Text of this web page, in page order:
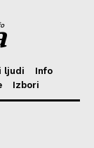
ljudi
Info
Izbori